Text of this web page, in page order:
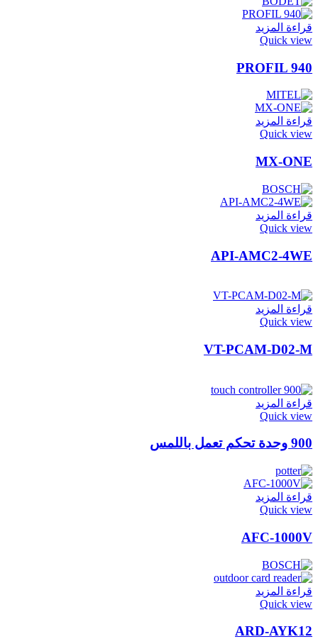
قراءة المزيد
Quick view
PROFIL 940
قراءة المزيد
Quick view
MX-ONE
قراءة المزيد
Quick view
API-AMC2-4WE
قراءة المزيد
Quick view
VT-PCAM-D02-M
قراءة المزيد
Quick view
900 وحدة تحكم تعمل باللمس
قراءة المزيد
Quick view
AFC-1000V
قراءة المزيد
Quick view
ARD-AYK12